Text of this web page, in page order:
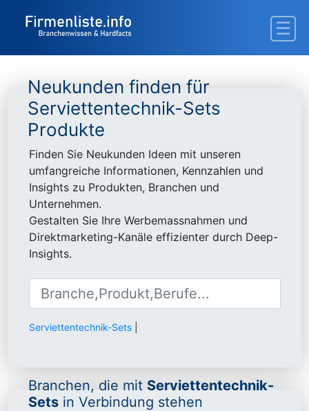
Neukunden finden für
Serviettentechnik-Sets
Produkte
Finden Sie Neukunden Ideen mit unseren
umfangreiche Informationen, Kennzahlen und
Insights zu Produkten, Branchen und
Unternehmen.
Gestalten Sie Ihre Werbemassnahmen und
Direktmarketing-Kanäle effizienter durch Deep-
Insights.
Serviettentechnik-Sets
Branchen, die mit Serviettentechnik-
Sets in Verbindung stehen